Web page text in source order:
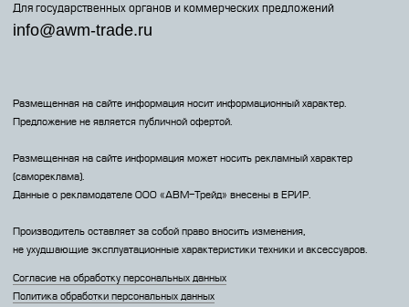
Для государственных органов и коммерческих предложений
info@awm-trade.ru
Размещенная на сайте информация носит информационный характер.
Предложение не является публичной офертой.
Размещенная на сайте информация может носить рекламный характер
(самореклама).
Данные о рекламодателе 000 «АВМ-Трейд» внесены в ЕРИР.
Производитель оставляет за собой право вносить изменения,
не ухудшающие эксплуатационные характеристики техники и аксессуаров.
Согласие на обработку персональных данных
Политика обработки персональных данных